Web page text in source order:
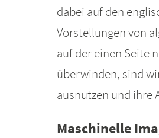
dabei auf den
Vorstellungen von
auf der einen Seite
überwinden, sind
ausnutzen und ihre
Maschinelle